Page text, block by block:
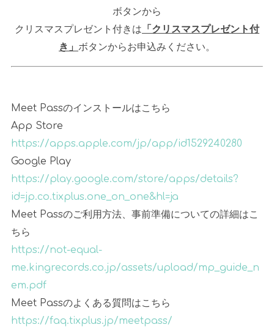
ボタンから
クリスマスプレゼント付きは 「クリスマスプレゼント付
き」 ボタンからお申込みください。
Meet Passのインストールはこちら
App Store
https://apps.apple.com/jp/app/id1529240280
Google Play
https://play.google.com/store/apps/details?
id=jp.co.tixplus.one_on_one&hl=ja
Meet Passのご利用方法、事前準備についての詳細はこ
ちら
https://not-equal-
me.kingrecords.co.jp/assets/upload/mp_guide_n
em.pdf
Meet Passのよくある質問はこちら
https://faq.tixplus.jp/meetpass/